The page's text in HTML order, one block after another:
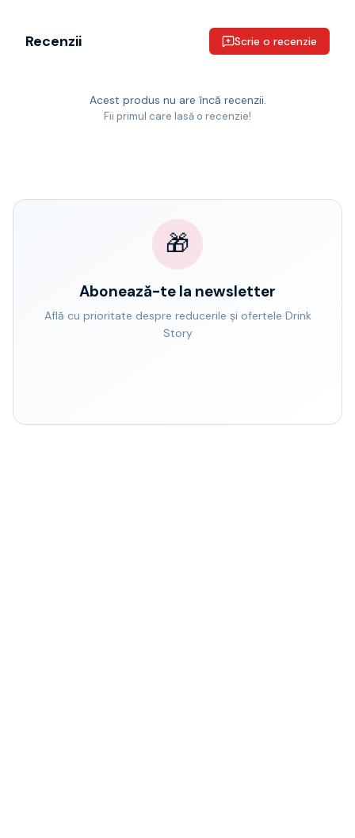
Recenzii Scrie o recenzie
Acest produs nu are încă recenzii.
Fii primul care lasă o recenzie!
🎁
Abonează-te la newsletter
Află cu prioritate despre reducerile și ofertele Drink
Story